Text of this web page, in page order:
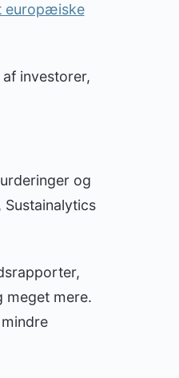
europæiske
investorer,
og
Sustainalytics
meget mere.